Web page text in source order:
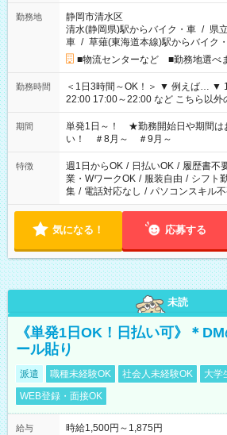
勤務地
静岡市清水区
清水(静岡県)駅からバイク・車 / 県
車 / 草薙(東海道本線)駅からバイク
■物流センターなど ■勤務地選べ
勤務時間
＜1日3時間～OK！＞ ▼ 例えば… ▼ 15:00～18:00 15:00～
22:00 17:00～22:00 など こちら以外の時間もお気軽にご相談く
ださい！
期間
単発1日～！ ★勤務開始日や期間は
い！ ＃8月～ ＃9月～
特徴 週1日からOK / 日払いOK / 履歴書不
業・WワークOK / 服装自由 / シフト
集 / 電話対応なし / パソコンスキル
気になる！ 応募する
未読
《単発1日OK！日払い可》＊
ール貼り
派遣 職種未経験OK 社会人未経験OK 大学
WEB登録・面接OK
給与
時給1,500円～1,875円